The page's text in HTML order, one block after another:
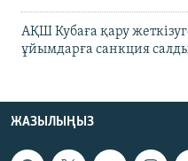
АҚШ Кубаға қару
ұйымдарға санкция
ЖАЗЫЛЫҢЫЗ